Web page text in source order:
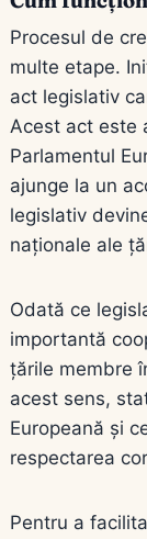
Procesul de
multe etape.
act legislativ
Acest act este
Parlamentul
ajunge la un
legislativ
naționale ale
Odată ce
importantă
țările membre
acest sens,
Europeană și
respectarea
Pentru a